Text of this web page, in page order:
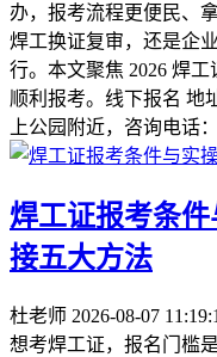
办，报考流程更便民、
焊工换证复审，还是企
行。本文聚焦 2026 焊工
顺利报考。线下报名 地
上公园附近，咨询电话
焊工证报考条
接五大方法
杜老师 2026-08-07
想考焊工证，报名门槛